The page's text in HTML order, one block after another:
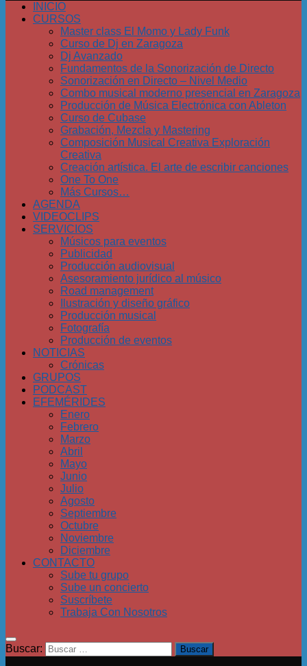
INICIO
CURSOS
Master class El Momo y Lady Funk
Curso de Dj en Zaragoza
Dj Avanzado
Fundamentos de la Sonorización de Directo
Sonorización en Directo – Nivel Medio
Combo musical moderno presencial en Zaragoza
Producción de Música Electrónica con Ableton
Curso de Cubase
Grabación, Mezcla y Mastering
Composición Musical Creativa Exploración
Creativa
Creación artística. El arte de escribir canciones
One To One
Más Cursos…
AGENDA
VIDEOCLIPS
SERVICIOS
Músicos para eventos
Publicidad
Producción audiovisual
Asesoramiento jurídico al músico
Road management
Ilustración y diseño gráfico
Producción musical
Fotografía
Producción de eventos
NOTICIAS
Crónicas
GRUPOS
PODCAST
EFEMÉRIDES
Enero
Febrero
Marzo
Abril
Mayo
Junio
Julio
Agosto
Septiembre
Octubre
Noviembre
Diciembre
CONTACTO
Sube tu grupo
Sube un concierto
Suscríbete
Trabaja Con Nosotros
Buscar: